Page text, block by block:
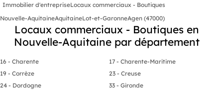
sont disponibles sur le site
https://www.georisques.gouv.fr.
commercial
à être
Immobilier d'entrepriseLocaux commerciaux - Boutiques
Nouvelle-AquitaineAquitaineLot-et-GaronneAgen (47000)
Locaux commerciaux - Boutiques en
Nouvelle-Aquitaine par département
16 - Charente
17 - Charente-Maritime
19 - Corrèze
23 - Creuse
24 - Dordogne
33 - Gironde